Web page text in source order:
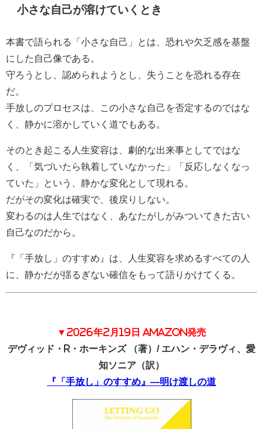
小さな自己が溶けていくとき
本書で語られる「小さな自己」とは、恐れや欠乏感を基盤
にした自己像である。
守ろうとし、認められようとし、失うことを恐れる存在
だ。
手放しのプロセスは、この小さな自己を否定するのではな
く、静かに溶かしていく道でもある。
そのとき起こる人生変容は、劇的な出来事としてではな
く、「気づいたら執着していなかった」「反応しなくなっ
ていた」という、静かな変化として現れる。
だがその変化は確実で、後戻りしない。
変わるのは人生ではなく、あなたがしがみついてきた古い
自己なのだから。
『「手放し」のすすめ』は、人生変容を求めるすべての人
に、静かだが揺るぎない確信をもって語りかけてくる。
▼2026年2月19日 Amazon発売
デヴィッド・R・ホーキンズ（著）/ エハン・デラヴィ、愛
知ソニア （訳）
『「手放し」のすすめ』―明け渡しの道